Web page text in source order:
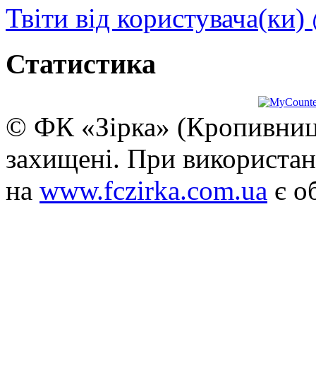
Твіти від
Статистика
© ФК «Зірка»
захищені. При
на www.fczirka.com.ua є